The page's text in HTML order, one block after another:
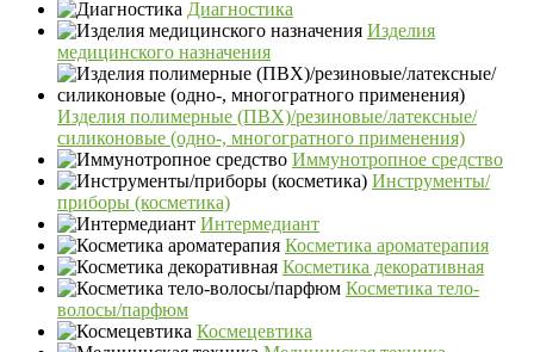
Диагностика
Изделия
медицинского назначения
Изделия полимерные (ПВХ)/резиновые/латексные/
силиконовые (одно-, многогратного применения)
Иммунотропное средство
Инструменты/
приборы (косметика)
Интермедиант
Косметика ароматерапия
Косметика декоративная
Косметика тело-
волосы/парфюм
Космецевтика